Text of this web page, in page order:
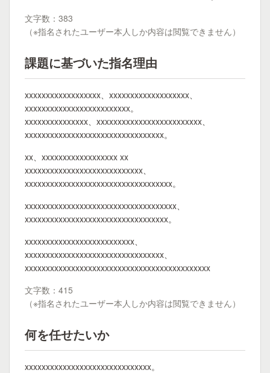
文字数：383
（※指名されたユーザー本人しか内容は閲覧できません）
課題に基づいた指名理由
xxxxxxxxxxxxxxxxxx、xxxxxxxxxxxxxxxxxxx、
xxxxxxxxxxxxxxxxxxxxxxxxx。
xxxxxxxxxxxxxxx、xxxxxxxxxxxxxxxxxxxxxxxxx、
xxxxxxxxxxxxxxxxxxxxxxxxxxxxxxxxx。
xx、xxxxxxxxxxxxxxxxxx xx
xxxxxxxxxxxxxxxxxxxxxxxxxxxx、
xxxxxxxxxxxxxxxxxxxxxxxxxxxxxxxxxxx。
xxxxxxxxxxxxxxxxxxxxxxxxxxxxxxxxxxxx、
xxxxxxxxxxxxxxxxxxxxxxxxxxxxxxxxxx。
xxxxxxxxxxxxxxxxxxxxxxxxxx、
xxxxxxxxxxxxxxxxxxxxxxxxxxxxxxxxx、
xxxxxxxxxxxxxxxxxxxxxxxxxxxxxxxxxxxxxxxxxxxx
文字数：415
（※指名されたユーザー本人しか内容は閲覧できません）
何を任せたいか
xxxxxxxxxxxxxxxxxxxxxxxxxxxxxx。